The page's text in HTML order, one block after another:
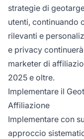
strategie di
utenti, continuando
rilevanti e
e privacy
marketer di
2025 e oltre.
Implementare il
Affiliazione
Implementare con
approccio